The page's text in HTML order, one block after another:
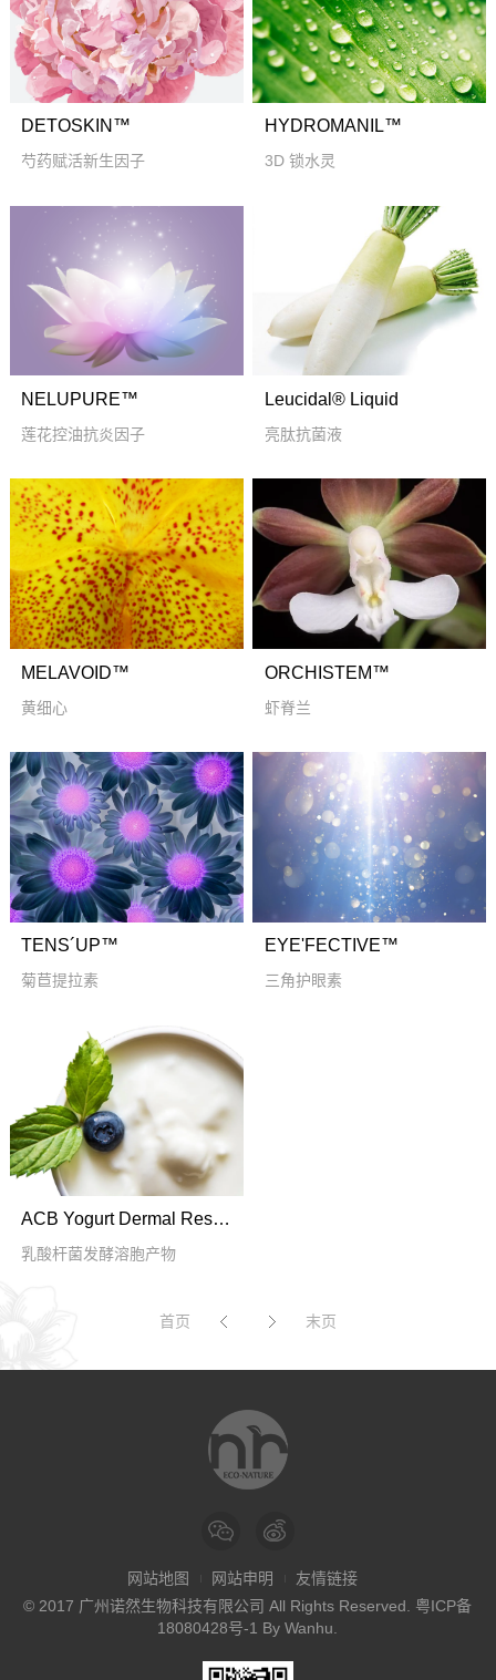
DETOSKIN™
芍药赋活新生因子
HYDROMANIL™
3D 锁水灵
NELUPURE™
莲花控油抗炎因子
Leucidal® Liquid
亮肽抗菌液
MELAVOID™
黄细心
ORCHISTEM™
虾脊兰
TENS´UP™
菊苣提拉素
EYE'FECTIVE™
三角护眼素
ACB Yogurt Dermal Respiratory Factor PF
乳酸杆菌发酵溶胞产物
首页 末页
网站地图 网站申明
友情链接
© 2017 广州诺然生物科技有限公司 All Rights Reserved. 粤ICP备
18080428号-1 ByWanhu